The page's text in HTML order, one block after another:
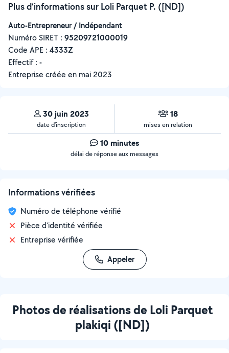
Plus d’informations sur Loli Parquet P. ([ND])
Auto-Entrepreneur / Indépendant
Numéro SIRET : ‍95209721000019
Code APE : 4333Z
Effectif : -
Entreprise créée en mai 2023
30 juin 2023
date d’inscription
18
mises en relation
10 minutes
délai de réponse aux messages
Informations vérifiées
Numéro de téléphone vérifié
Pièce d'identité vérifiée
Entreprise vérifiée
Appeler
Photos de réalisations de Loli Parquet
plakiqi ([ND])